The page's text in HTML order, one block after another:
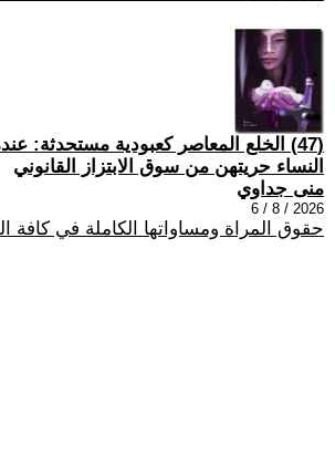
(47) الخلع المعاصر كعبودية مستحدثة:
النساء حريتهن من سوق الابتزاز القانوني
منى جداوي
2026 / 8 / 6
حقوق المراة ومساواتها الكاملة في كافة